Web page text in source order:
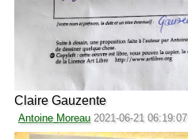
Claire Gauzente
Antoine Moreau 2021-06-21 06:19:07